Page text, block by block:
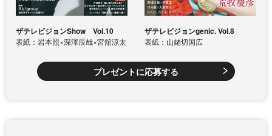
ザテレビジョンShow Vol.10
表紙：岩本照×深澤辰哉×宮舘涼太
ザテレビジョンgenic. Vol.8
表紙：山姥切国広
プレゼントに応募する